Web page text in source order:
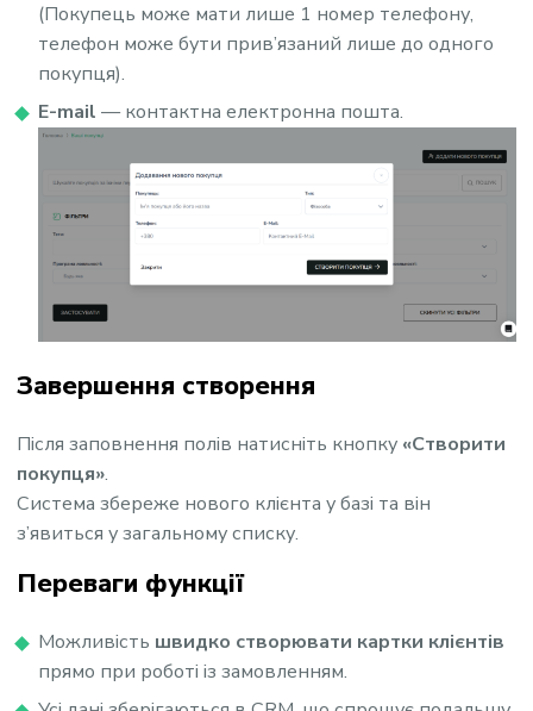
(Покупець може мати лише 1 номер телефону,
телефон може бути прив’язаний лише до одного
покупця).
E-mail — контактна електронна пошта.
Завершення створення
Після заповнення полів натисніть кнопку «Створити
покупця».
Система збереже нового клієнта у базі та він
з’явиться у загальному списку.
Переваги функції
Можливість швидко створювати картки клієнтів
прямо при роботі із замовленням.